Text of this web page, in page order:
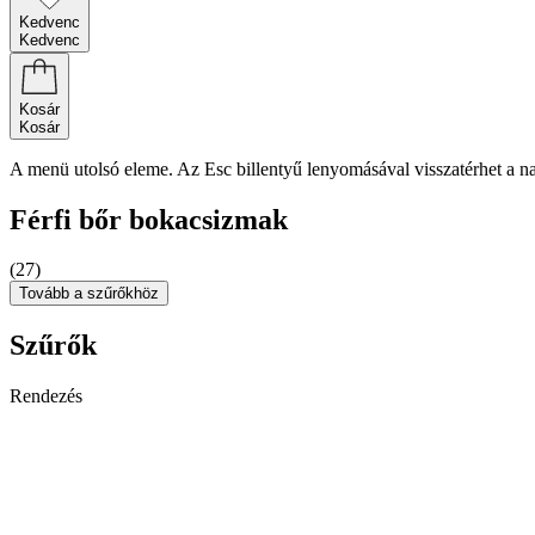
Kedvenc
Kedvenc
Kosár
Kosár
A menü utolsó eleme. Az Esc billentyű lenyomásával visszatérhet a
Férfi bőr bokacsizmak
(27)
Tovább a szűrőkhöz
Szűrők
Rendezés